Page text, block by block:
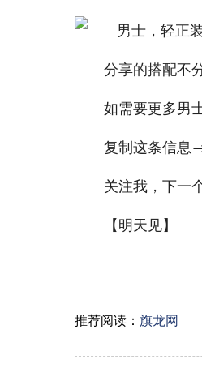
分享的搭配不
如需要更多男
复制这条信息
关注我，下一
【明天见】
推荐阅读： 旗龙网